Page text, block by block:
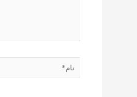
نام*